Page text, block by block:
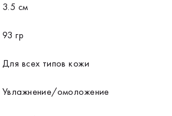
3.5 см
93 гр
Для всех типов кожи
Увлажнение/омоложение